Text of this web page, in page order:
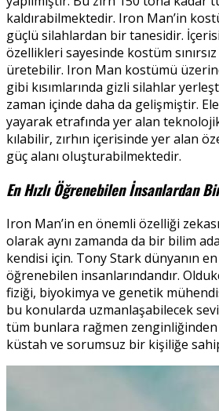
kaldırabilmektedir. Iron Man’in
güçlü silahlardan bir tanesidir.
özellikleri sayesinde kostüm
üretebilir. Iron Man kostümü
gibi kısımlarında gizli silahlar
zaman içinde daha da gelişmiştir.
yayarak etrafında yer alan
kılabilir, zırhın içerisinde yer alan
güç alanı oluşturabilmektedir.
En Hızlı Öğrenebilen İnsanlardan
Iron Man’in en önemli özelliği
olarak aynı zamanda da bir bilim
kendisi için. Tony Stark dünyanın en
öğrenebilen insanlarındandır.
fiziği, biyokimya ve genetik
bu konularda uzmanlaşabilecek
tüm bunlara rağmen zenginliğinden
küstah ve sorumsuz bir kişiliğe